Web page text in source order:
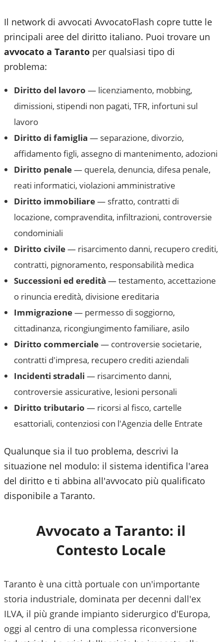
Il network di avvocati AvvocatoFlash copre tutte le
principali aree del diritto italiano. Puoi trovare un
avvocato a Taranto per qualsiasi tipo di
problema:
Diritto del lavoro — licenziamento, mobbing,
dimissioni, stipendi non pagati, TFR, infortuni sul
lavoro
Diritto di famiglia — separazione, divorzio,
affidamento figli, assegno di mantenimento, adozioni
Diritto penale— querela, denuncia, difesa penale,
reati informatici, violazioni amministrative
Diritto immobiliare— sfratto, contratti di
locazione, compravendita, infiltrazioni, controversie
condominiali
Diritto civile— risarcimento danni, recupero crediti,
contratti, pignoramento, responsabilità medica
Successioni ed eredità — testamento, accettazione
o rinuncia eredità, divisione ereditaria
Immigrazione— permesso di soggiorno,
cittadinanza, ricongiungimento familiare, asilo
Diritto commerciale— controversie societarie,
contratti d'impresa, recupero crediti aziendali
Incidenti stradali — risarcimento danni,
controversie assicurative, lesioni personali
Diritto tributario — ricorsi al fisco, cartelle
esattoriali, contenziosi con l'Agenzia delle Entrate
Qualunque sia il tuo problema, descrivi la
situazione nel modulo: il sistema identifica l'area
del diritto e ti abbina all'avvocato più qualificato
disponibile a Taranto.
Avvocato a Taranto: il
Contesto Locale
Taranto è una città portuale con un'importante
storia industriale, dominata per decenni dall'ex
ILVA, il più grande impianto siderurgico d'Europa,
oggi al centro di una complessa riconversione